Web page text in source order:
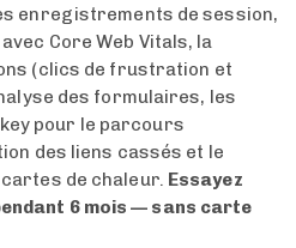
enregistrements de session,
Core Web Vitals, la
(clics de frustration et
des formulaires, les
pour le parcours
des liens cassés et le
de chaleur. Essayez
6 mois — sans carte